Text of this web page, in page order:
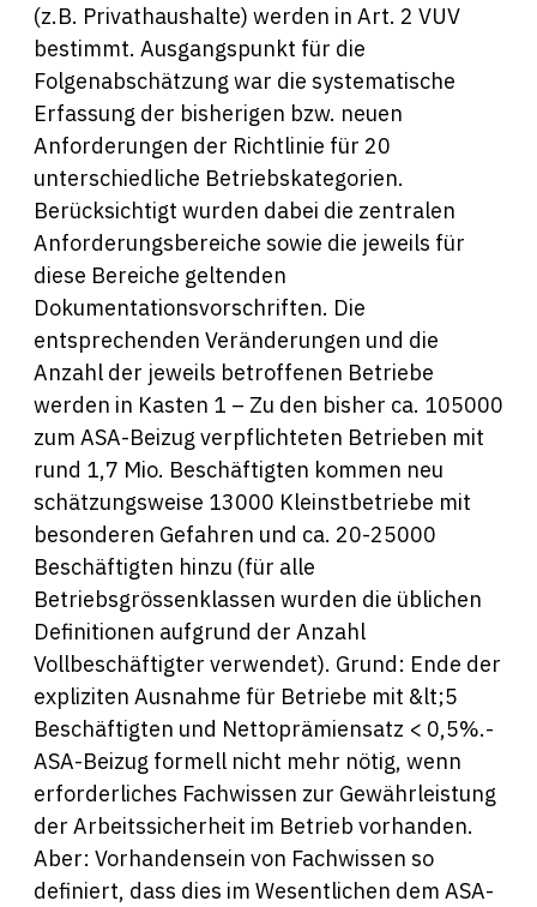
(z.B. Privathaushalte) werden in Art. 2 VUV
bestimmt. Ausgangspunkt für die
Folgenabschätzung war die systematische
Erfassung der bisherigen bzw. neuen
Anforderungen der Richtlinie für 20
unterschiedliche Betriebskategorien.
Berücksichtigt wurden dabei die zentralen
Anforderungsbereiche sowie die jeweils für
diese Bereiche geltenden
Dokumentationsvorschriften. Die
entsprechenden Veränderungen und die
Anzahl der jeweils betroffenen Betriebe
werden in Kasten 1 – Zu den bisher ca. 105000
zum ASA-Beizug verpflichteten Betrieben mit
rund 1,7 Mio. Beschäftigten kommen neu
schätzungsweise 13000 Kleinstbetriebe mit
besonderen Gefahren und ca. 20-25000
Beschäftigten hinzu (für alle
Betriebsgrössenklassen wurden die üblichen
Definitionen aufgrund der Anzahl
Vollbeschäftigter verwendet). Grund: Ende der
expliziten Ausnahme für Betriebe mit &lt;5
Beschäftigten und Nettoprämiensatz < 0,5%.-
ASA-Beizug formell nicht mehr nötig, wenn
erforderliches Fachwissen zur Gewährleistung
der Arbeitssicherheit im Betrieb vorhanden.
Aber: Vorhandensein von Fachwissen so
definiert, dass dies im Wesentlichen dem ASA-